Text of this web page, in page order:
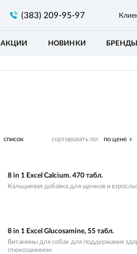
(383) 209-95-97
АКЦИИ НОВИНКИ БРЕНДЫ
список сортировать по: по цене
8 in 1 Excel Calcium. 470 табл.
Кальциевая добавка для щенков и
8 in 1 Excel Glucosamine, 55 табл.
Витамины для собак для поддержания
глюкозамином